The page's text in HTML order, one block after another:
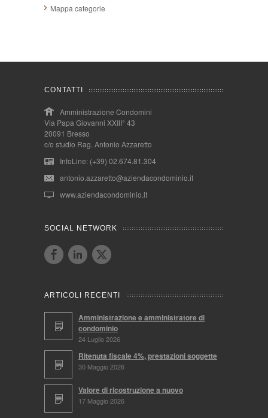
Mappa categorie
CONTATTI
Amministrazione Condomini
Via Papa Giovanni XXIII° 43
20091 Bresso
c/o studio Rag. Antonio Azzaretto
InfoLine: (+39) 02.674.81.304
antonio.azzaretto@aziendacondominio.it
www.aziendacondominio.it
SOCIAL NETWORK
ARTICOLI RECENTI
Amministrazione e amministratore di
condominio
24 Luglio 2026
Ritenuta fiscale 4%, prestazioni soggette
30 Maggio 2026
Valore di ricostruzione a nuovo
17 Maggio 2026